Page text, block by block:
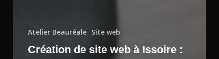
Atelier Beauréale Site web
Création de site web à Issoire :